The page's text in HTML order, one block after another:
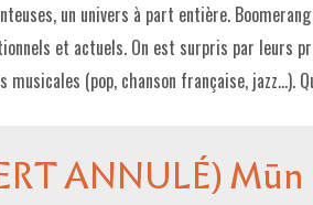
LIVRE
un univers à part entière.
et actuels. On est surpris par leurs
musicales (pop, chanson française, jazz…).
ANNULÉ) Mūn